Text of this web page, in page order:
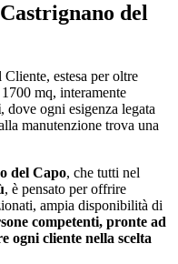
del
estesa per oltre
mq, interamente
, dove ogni esigenza legata
manutenzione trova una
del Capo, che tutti nel
, è pensato per offrire
ampia disponibilità di
competenti, pronte ad
ogni cliente nella scelta